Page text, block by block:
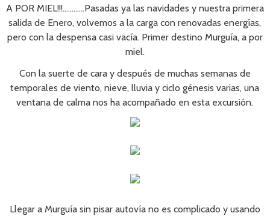
A POR MIEL!!!…………Pasadas ya las navidades y nuestra primera
salida de Enero, volvemos a la carga con renovadas energías,
pero con la despensa casi vacía. Primer destino Murguía, a por
miel.
Con la suerte de cara y después de muchas semanas de
temporales de viento, nieve, lluvia y ciclo génesis varias, una
ventana de calma nos ha acompañado en esta excursión.
Llegar a Murguía sin pisar autovía no es complicado y usando